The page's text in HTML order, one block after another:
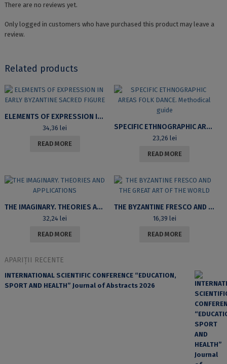
There are no reviews yet.
Only logged in customers who have purchased this product may leave a
review.
Related products
ELEMENTS OF EXPRESSION IN EARLY BYZANTINE SACRED FIGURE
34,36lei
READ MORE
SPECIFIC ETHNOGRAPHIC AREAS FOLK DANCE. METHODICAL GUIDE
23,26 lei
READ MORE
THE IMAGINARY. THEORIES AND APPLICATIONS
32,24lei
READ MORE
THE BYZANTINE FRESCO AND THE GREAT ART OF THE WORLD
16,39 lei
READ MORE
APARIȚII RECENTE
INTERNATIONAL SCIENTIFIC CONFERENCE “EDUCATION,
SPORT AND HEALTH” Journal of Abstracts 2026